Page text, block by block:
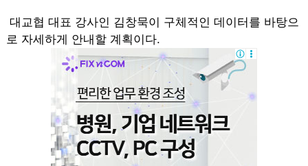
대교협 대표 강사인 김창묵이 구체적인 데이터를 바탕으
로 자세하게 안내할 계획이다.